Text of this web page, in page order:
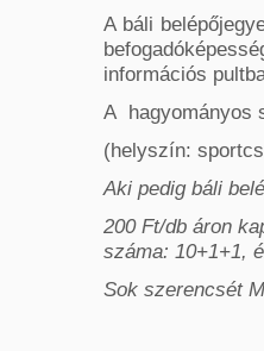
A báli
információs
A hagyományos
(helyszín:
Aki pedig báli
200 Ft/db áron
száma: 10+1+1,
Sok szerencsét